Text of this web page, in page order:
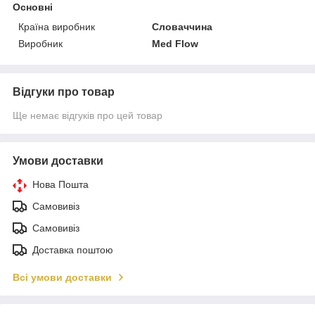
Основні
Країна виробник
Словаччина
Виробник
Med Flow
Відгуки про товар
Ще немає відгуків про цей товар
Умови доставки
Нова Пошта
Самовивіз
Самовивіз
Доставка поштою
Всі умови доставки